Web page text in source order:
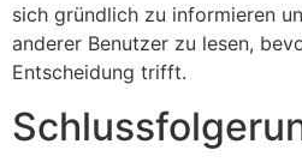
sich gründlich zu informieren
anderer Benutzer zu lesen,
Entscheidung trifft.